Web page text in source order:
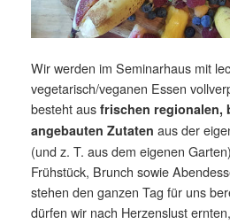
Wir werden im Seminarhaus mit
vegetarisch/veganen Essen
besteht ausfrischen regionalen,
angebauten Zutatenaus der
(und z. T. aus dem eigenen
Frühstück, Brunch sowie
stehen den ganzen Tag für uns
dürfen wir nach Herzenslust